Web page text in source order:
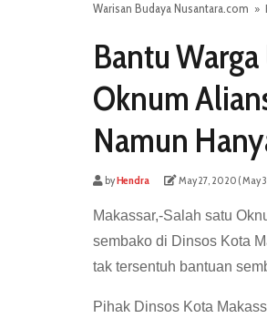
Warisan Budaya Nusantara.com »
Bantu
Oknum
Namun
byHendra May 27, 2020 ( May
Makassar,-Salah satu
sembako di Dinsos Kota
tak tersentuh bantuan
Pihak Dinsos Kota